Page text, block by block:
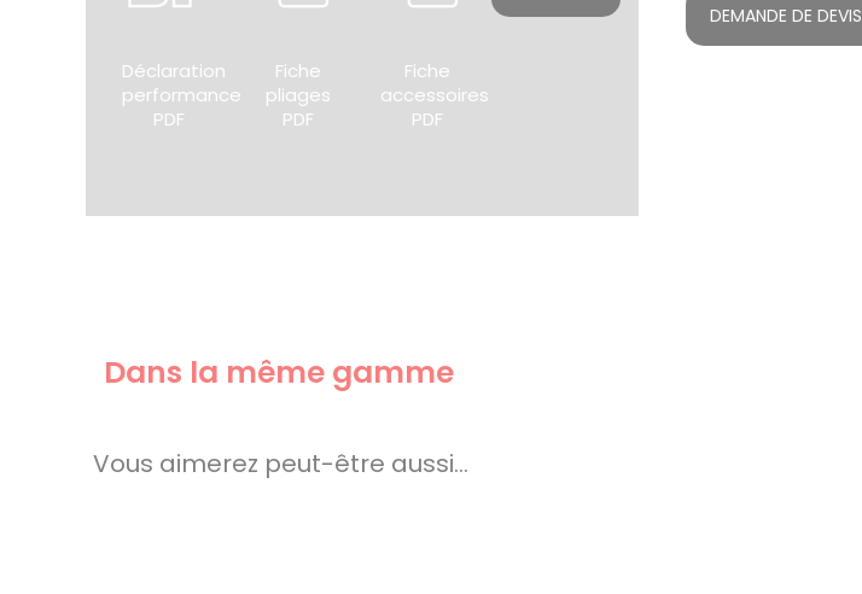
Déclaration
performance
PDF
Fiche
pliages
PDF
Fiche
accessoires
PDF
DEMANDE DE DEVIS
Dans la même gamme
Vous aimerez peut-être aussi…